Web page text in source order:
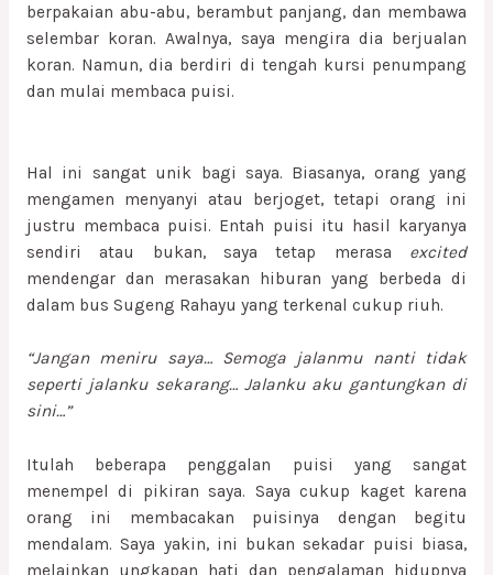
berpakaian abu-abu, berambut panjang, dan membawa
selembar koran. Awalnya, saya mengira dia berjualan
koran. Namun, dia berdiri di tengah kursi penumpang
dan mulai membaca puisi.
Hal ini sangat unik bagi saya. Biasanya, orang yang
mengamen menyanyi atau berjoget, tetapi orang ini
justru membaca puisi. Entah puisi itu hasil karyanya
sendiri atau bukan, saya tetap merasa excited
mendengar dan merasakan hiburan yang berbeda di
dalam bus Sugeng Rahayu yang terkenal cukup riuh.
“Jangan meniru saya… Semoga jalanmu nanti tidak
seperti jalanku sekarang… Jalanku aku gantungkan di
sini…”
Itulah beberapa penggalan puisi yang sangat
menempel di pikiran saya. Saya cukup kaget karena
orang ini membacakan puisinya dengan begitu
mendalam. Saya yakin, ini bukan sekadar puisi biasa,
melainkan ungkapan hati dan pengalaman hidupnya